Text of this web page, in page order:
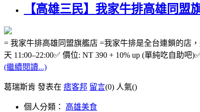
【高雄三民】我家牛排高雄同盟
= 我家牛排高雄同盟旗艦店 =我家牛排是全台連鎖的店
天 11:00–22:00✅ 價位: NT 390 + 10% up (單純吃自助
(繼續閱讀...)
葛瑞斯肯 發表在 痞客邦 留言(0) 人氣()
個人分類： 高雄美食